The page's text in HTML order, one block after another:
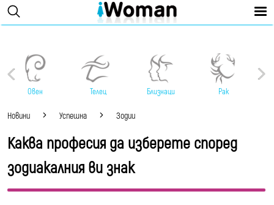
Овен Телец Близнаци Рак
Новини Успешна Зодии
Каква професия да изберете според
зодиакалния ви знак